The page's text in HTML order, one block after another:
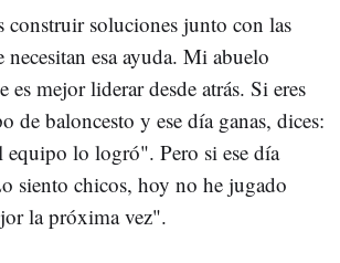
construir soluciones junto con las
esa ayuda. Mi abuelo
es mejor liderar desde atrás. Si eres
de baloncesto y ese día ganas, dices:
lo logró". Pero si ese día
siento chicos, hoy no he jugado
la próxima vez".